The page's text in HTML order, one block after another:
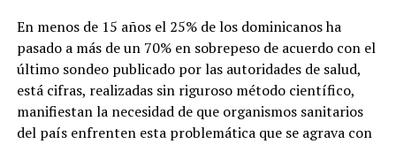
En menos de 15 años el 25% de los dominicanos ha
pasado a más de un 70% en sobrepeso de acuerdo con el
último sondeo publicado por las autoridades de salud,
está cifras, realizadas sin riguroso método científico,
manifiestan la necesidad de que organismos sanitarios
del país enfrenten esta problemática que se agrava con